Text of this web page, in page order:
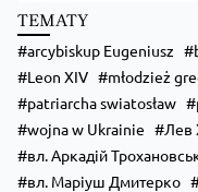
• формація, яка допоможе
• практичні навички для
TEMATY
arcybiskup Eugeniusz
Leon XIV
młodzież
patriarcha swiatosław
wojna w Ukrainie
Лев
вл. Аркадій
вл. Маріуш Дмитерко